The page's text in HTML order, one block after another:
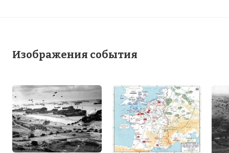
Изображения события